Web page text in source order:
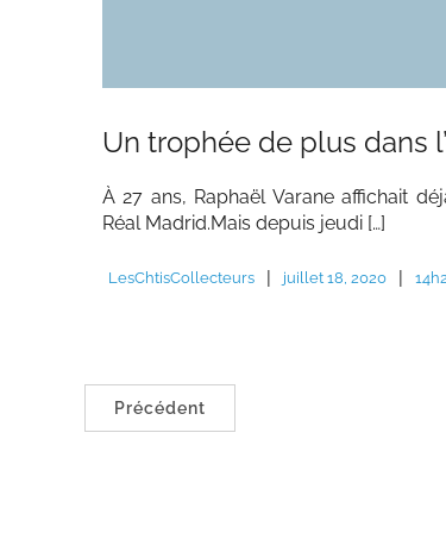
Un trophée de plus dans
À 27 ans, Raphaël Varane affichait
Réal Madrid.Mais depuis jeudi […]
LesChtisCollecteurs | juillet 18, 2020 |
Précédent